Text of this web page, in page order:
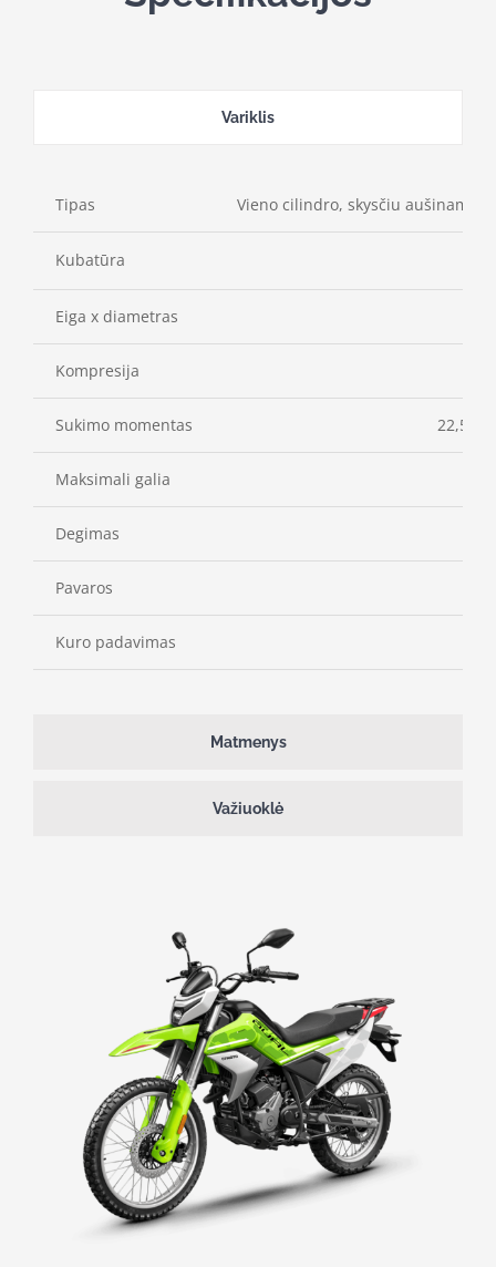
Variklis
Tipas Vieno cilindro, skysčiu aušinamas,
Kubatūra
Eiga x diametras
Kompresija
Sukimo momentas 22,5
Maksimali galia
Degimas
Pavaros
Kuro padavimas
Matmenys
Važiuoklė